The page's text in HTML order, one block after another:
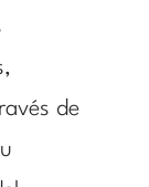
de